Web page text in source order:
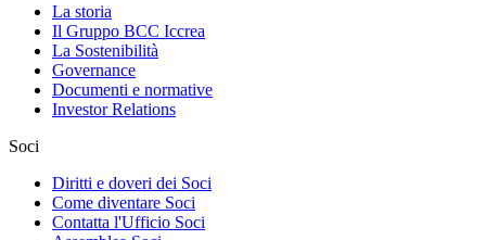
La storia
Il Gruppo BCC Iccrea
La Sostenibilità
Governance
Documenti e normative
Investor Relations
Soci
Diritti e doveri dei Soci
Come diventare Soci
Contatta l'Ufficio Soci